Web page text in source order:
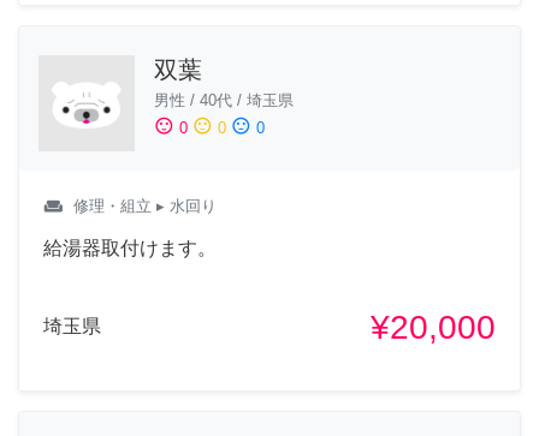
双葉
男性 / 40代 / 埼玉県
sentiment_satisfied 0 sentiment_neutral 0 sentiment_dissatisfied 0
weekend 修理・組立 ▸ 水回り
給湯器取付けます。
埼玉県 ¥20,000